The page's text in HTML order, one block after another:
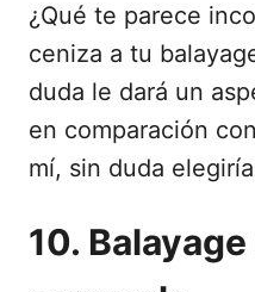
¿Qué te parece
ceniza a tu
duda le dará un
en comparación
mí, sin duda
10.